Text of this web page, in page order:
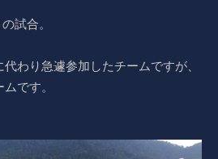
試合。
わり急遽参加したチームですが、
です。